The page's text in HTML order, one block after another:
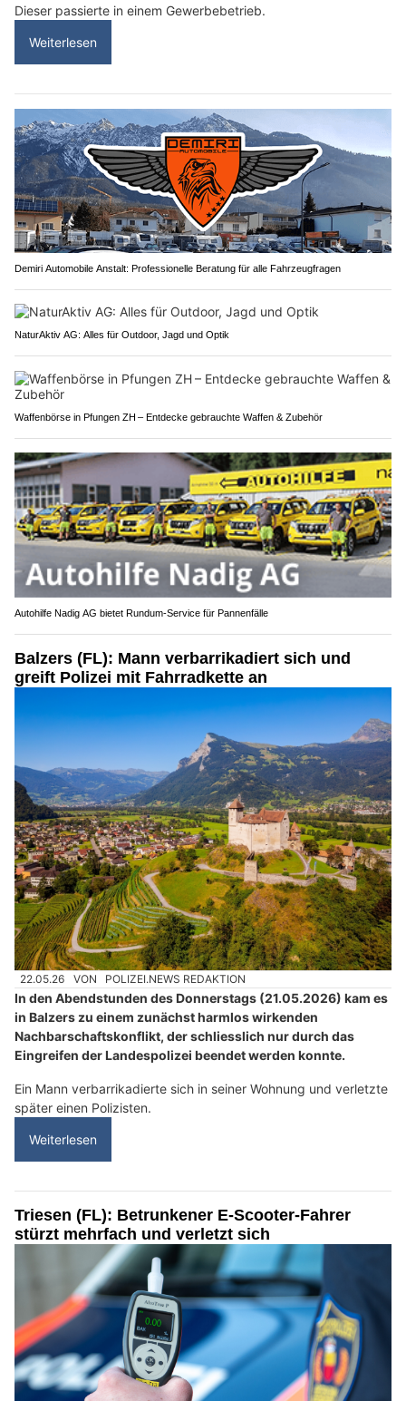
Dieser passierte in einem Gewerbebetrieb.
Weiterlesen
Demiri Automobile Anstalt: Professionelle Beratung für alle Fahrzeugfragen
NaturAktiv AG: Alles für Outdoor, Jagd und Optik
Waffenbörse in Pfungen ZH – Entdecke gebrauchte Waffen & Zubehör
Autohilfe Nadig AG bietet Rundum‑Service für Pannenfälle
Balzers (FL): Mann verbarrikadiert sich und
greift Polizei mit Fahrradkette an
22.05.26 VON POLIZEI.NEWS REDAKTION
In den Abendstunden des Donnerstags (21.05.2026) kam es
in Balzers zu einem zunächst harmlos wirkenden
Nachbarschaftskonflikt, der schliesslich nur durch das
Eingreifen der Landespolizei beendet werden konnte.
Ein Mann verbarrikadierte sich in seiner Wohnung und verletzte
später einen Polizisten.
Weiterlesen
Triesen (FL): Betrunkener E-Scooter-Fahrer
stürzt mehrfach und verletzt sich